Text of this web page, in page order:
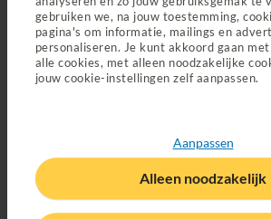
gebruiken we, na jouw toestemming,
pagina's om informatie, mailings en
personaliseren. Je kunt akkoord gaan
alle cookies, met alleen noodzakelijke
jouw cookie-instellingen zelf aanpassen.
Aanpassen
Alleen noodzakelijk
Wat is het verschil tussen
Zorg en vergoedingen